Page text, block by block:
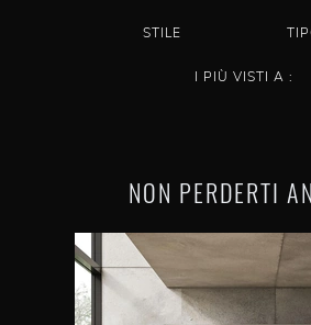
STILE
I PIÙ VISTI A :
NON PERDERTI